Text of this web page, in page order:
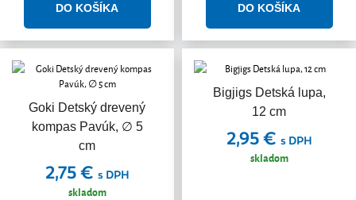
Goki Detský drevený
kompas Pavúk, ∅ 5
cm
2,75 € s DPH
skladom
Bigjigs Detská lupa,
12 cm
2,95 € s DPH
skladom